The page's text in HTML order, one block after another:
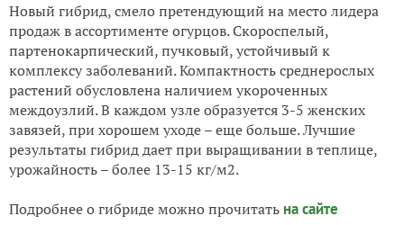
Новый гибрид, смело претендующий на место лидера
продаж в ассортименте огурцов. Скороспелый,
партенокарпический, пучковый, устойчивый к
комплексу заболеваний. Компактность среднерослых
растений обусловлена наличием укороченных
междоузлий. В каждом узле образуется 3-5 женских
завязей, при хорошем уходе – еще больше. Лучшие
результаты гибрид дает при выращивании в теплице,
урожайность – более 13-15 кг/м2.
Подробнее о гибриде можно прочитать на сайте